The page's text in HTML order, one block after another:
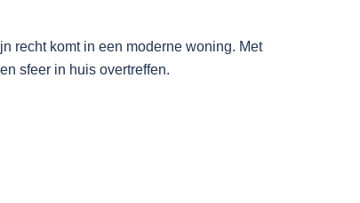
recht komt in een moderne woning. Met
sfeer in huis overtreffen.